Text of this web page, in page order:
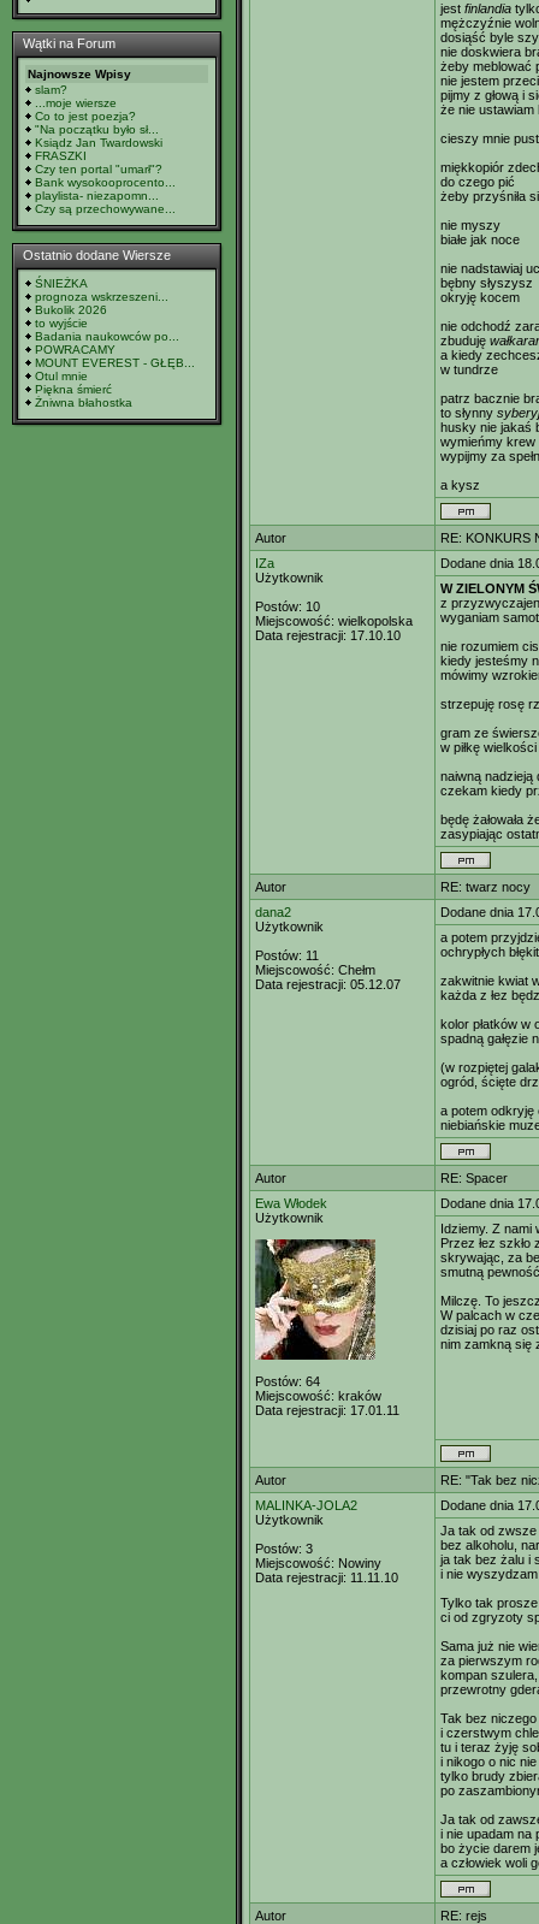
Wątki na Forum
Najnowsze Wpisy
slam?
...moje wiersze
Co to jest poezja?
"Na początku było sł...
Ksiądz Jan Twardowski
FRASZKI
Czy ten portal "umarł"?
Bank wysokooprocento...
playlista- niezapomn...
Czy są przechowywane...
Ostatnio dodane Wiersze
ŚNIEŻKA
prognoza wskrzeszeni...
Bukolik 2026
to wyjście
Badania naukowców po...
POWRACAMY
MOUNT EVEREST - GŁĘB...
Otul mnie
Piękna śmierć
Żniwna błahostka
jest finlandia
mężczyźnie
dosiąść byle
nie doskwiera
żeby meblować
nie jestem
pijmy z głową i
że nie ustawiam
cieszy mnie
miękkopiór
do czego pić
żeby przyśniła
nie myszy
białe jak noce
nie nadstawiaj
bębny słyszysz
okryję kocem
nie odchodź
zbuduję
a kiedy
w tundrze
patrz bacznie
to słynny
husky nie jakaś
wymieńmy krew
wypijmy za
a kysz
Autor
RE: KONKURS
IZa
Użytkownik
Postów: 10
Miejscowość: wielkopolska
Data rejestracji: 17.10.10
Dodane dnia
W ZIELONYM
z
wyganiam
nie rozumiem
kiedy jesteśmy
mówimy
strzepuję rosę
gram ze
w piłkę
naiwną nadzieją
czekam kiedy
będę żałowała
zasypiając
Autor
RE: twarz nocy
dana2
Użytkownik
Postów: 11
Miejscowość: Chełm
Data rejestracji: 05.12.07
Dodane dnia
a potem
ochrypłych
zakwitnie kwiat
każda z łez
kolor płatków w
spadną gałęzie
(w rozpiętej
ogród, ścięte
a potem odkryję
niebiańskie
Autor
RE: Spacer
Ewa Włodek
Użytkownik
Postów: 64
Miejscowość: kraków
Data rejestracji: 17.01.11
Dodane dnia
Idziemy. Z nami
Przez łez szkło
skrywając, za
smutną
Milczę. To
W palcach w
dzisiaj po raz
nim zamkną się
Autor
RE: "Tak bez
MALINKA-JOLA2
Użytkownik
Postów: 3
Miejscowość: Nowiny
Data rejestracji: 11.11.10
Dodane dnia
Ja tak od zwsze
bez alkoholu,
ja tak bez żalu i
i nie
Tylko tak
ci od zgryzoty
Sama już nie
za pierwszym
kompan szulera,
przewrotny
Tak bez
i czerstwym
tu i teraz żyję
i nikogo o nic
tylko brudy
po
Ja tak od
i nie upadam na
bo życie darem
a człowiek woli
Autor
RE: rejs